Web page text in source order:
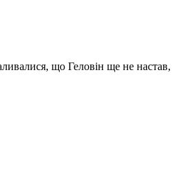
що Геловін ще не настав,